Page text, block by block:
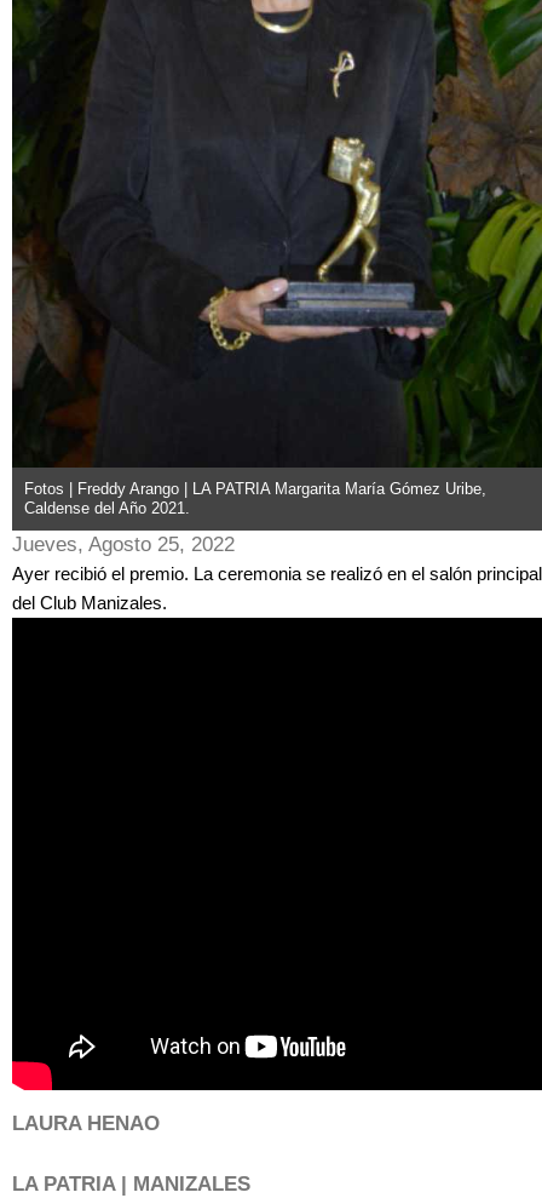
Fotos | Freddy Arango | LA PATRIA Margarita María Gómez Uribe,
Caldense del Año 2021.
Jueves, Agosto 25, 2022
Ayer recibió el premio. La ceremonia se realizó en el salón principal
del Club Manizales.
LAURA HENAO
LA PATRIA | MANIZALES